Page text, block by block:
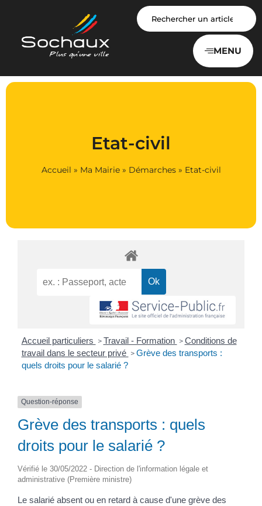
MENU
Etat-civil
Accueil » Ma Mairie» Démarches» Etat-civil
Accueil particuliers > Travail - Formation > Conditions de
travail dans le secteur privé > Grève des transports :
quels droits pour le salarié ?
Question-réponse
Grève des transports : quels
droits pour le salarié ?
Vérifié le 30/05/2022 - Direction de l'information légale et
administrative (Première ministre)
Le salarié absent ou en retard à cause d'une grève des
Panneau de gestion des cookies